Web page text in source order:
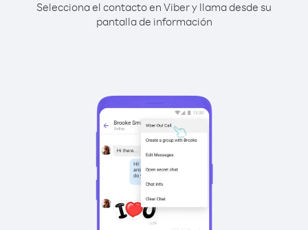
Selecciona el contacto en Viber y llama desde su
pantalla de información